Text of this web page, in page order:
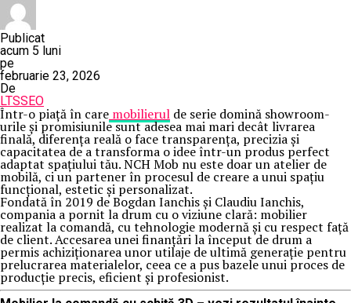
Publicat
acum 5 luni
pe
februarie 23, 2026
De
LTSSEO
Într-o piață în care mobilierul de serie domină showroom-
urile și promisiunile sunt adesea mai mari decât livrarea
finală, diferența reală o face transparența, precizia și
capacitatea de a transforma o idee într-un produs perfect
adaptat spațiului tău. NCH Mob nu este doar un atelier de
mobilă, ci un partener în procesul de creare a unui spațiu
funcțional, estetic și personalizat.
Fondată în 2019 de Bogdan Ianchis și Claudiu Ianchis,
compania a pornit la drum cu o viziune clară: mobilier
realizat la comandă, cu tehnologie modernă și cu respect față
de client. Accesarea unei finanțări la început de drum a
permis achiziționarea unor utilaje de ultimă generație pentru
prelucrarea materialelor, ceea ce a pus bazele unui proces de
producție precis, eficient și profesionist.